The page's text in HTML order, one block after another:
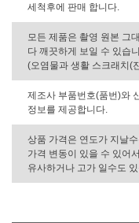
세척후에 판매 합니다.
모든 제품은 촬영 원본 그
다 깨끗하게 보일 수 있습
(오염물과 생활 스크래치(
제조사 부품번호(품번)와
정보를 제공합니다.
상품 가격은 연도가 지날
가격 변동이 있을 수 있어
유사하거나 고가 일수도